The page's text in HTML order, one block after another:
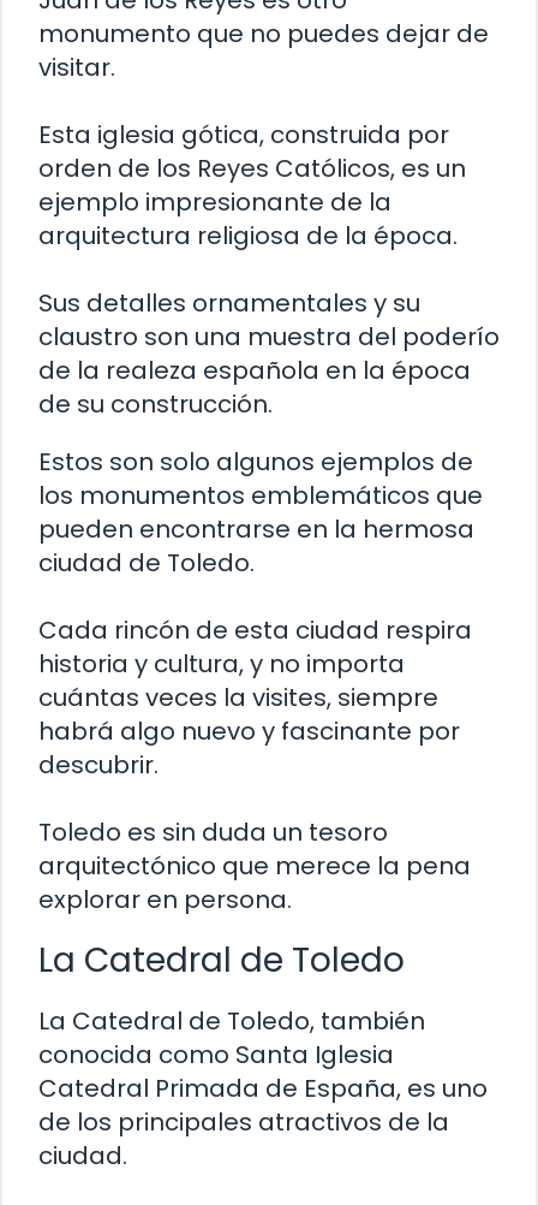
monumento que no puedes dejar de
visitar.
Esta iglesia gótica, construida por
orden de los Reyes Católicos, es un
ejemplo impresionante de la
arquitectura religiosa de la época.
Sus detalles ornamentales y su
claustro son una muestra del poderío
de la realeza española en la época
de su construcción.
Estos son solo algunos ejemplos de
los monumentos emblemáticos que
pueden encontrarse en la hermosa
ciudad de Toledo.
Cada rincón de esta ciudad respira
historia y cultura, y no importa
cuántas veces la visites, siempre
habrá algo nuevo y fascinante por
descubrir.
Toledo es sin duda un tesoro
arquitectónico que merece la pena
explorar en persona.
La Catedral de Toledo
La Catedral de Toledo, también
conocida como Santa Iglesia
Catedral Primada de España, es uno
de los principales atractivos de la
ciudad.